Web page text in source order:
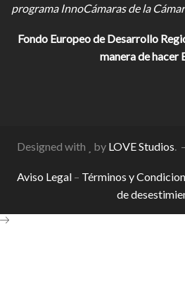
programa InnoCámaras de la
Fondo Europeo de Desarrollo
manera de hacer
Designed with by LOVE Studios . –
Aviso Legal – Términos y
de